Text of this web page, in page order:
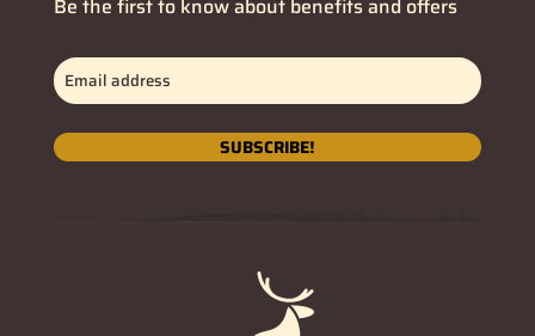
Be the first to know about benefits and offers
Email
address(Obligatorio)
SUBSCRIBE!